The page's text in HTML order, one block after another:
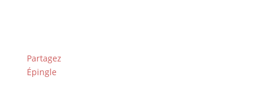
Partagez
Épingle